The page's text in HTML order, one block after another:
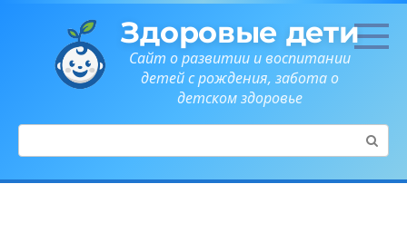
Здоровые дети
Сайт о развитии и воспитании
детей с рождения, забота о
детском здоровье
Поиск: